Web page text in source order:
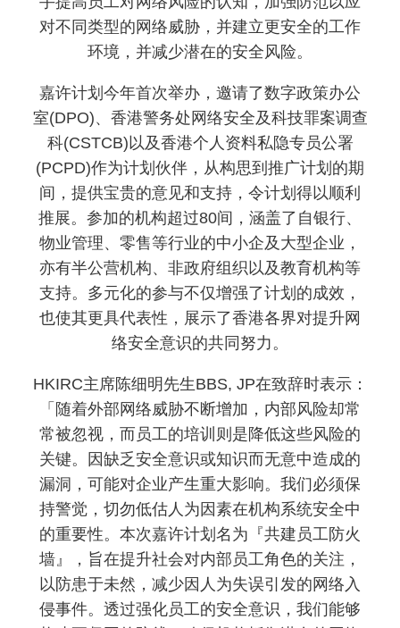
对不同类型的网络威胁，并建立更安全的工作
环境，并减少潜在的安全风险。
嘉许计划今年首次举办，邀请了数字政策办公
室(DPO)、香港警务处网络安全及科技罪案调查
科(CSTCB)以及香港个人资料私隐专员公署
(PCPD)作为计划伙伴，从构思到推广计划的期
间，提供宝贵的意见和支持，令计划得以顺利
推展。参加的机构超过80间，涵盖了自银行、
物业管理、零售等行业的中小企及大型企业，
亦有半公营机构、非政府组织以及教育机构等
支持。多元化的参与不仅增强了计划的成效，
也使其更具代表性，展示了香港各界对提升网
络安全意识的共同努力。
HKIRC主席陈细明先生BBS, JP在致辞时表示：
「随着外部网络威胁不断增加，内部风险却常
常被忽视，而员工的培训则是降低这些风险的
关键。因缺乏安全意识或知识而无意中造成的
漏洞，可能对企业产生重大影响。我们必须保
持警觉，切勿低估人为因素在机构系统安全中
的重要性。本次嘉许计划名为『共建员工防火
墙』，旨在提升社会对内部员工角色的关注，
以防患于未然，减少因人为失误引发的网络入
侵事件。透过强化员工的安全意识，我们能够